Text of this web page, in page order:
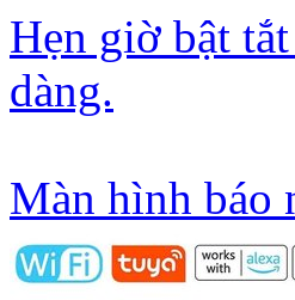
Hẹn giờ bật
dàng.
Màn hình báo